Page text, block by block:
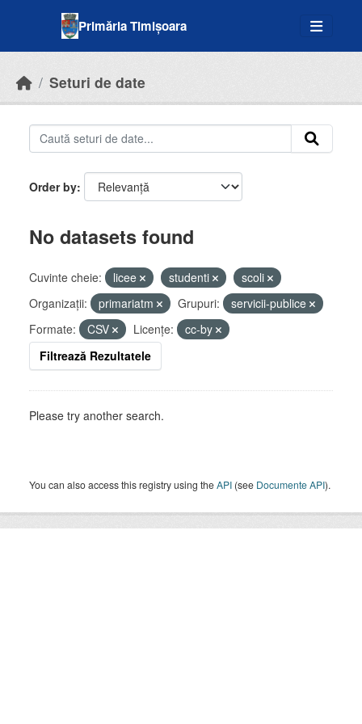
Primăria Timișoara
Seturi de date
Order by
No datasets found
Cuvinte cheie: licee studenti
scoli
Organizații:
primariatm Grupuri:
servicii-publice
Formate:
CSV Licenţe:
cc-by
Filtrează Rezultatele
Please try another search.
You can also access this registry using theAPI (see Documente API).